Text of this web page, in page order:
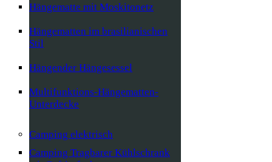
Hängematte mit Moskitonetz
Hängematten im brasilianischen
Stil
Hängender Hängesessel
Multifunktions-Hängematten-
Unterdecke
Camping elektrisch
Camping Tragbarer Kühlschrank